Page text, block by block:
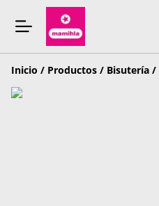
Inicio / Productos / Bisutería /